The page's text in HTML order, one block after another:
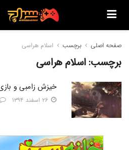
صفحه اصلی برچسب اسلام هراسی
برچسب:اسلام هراسی
خیزش زامبی و